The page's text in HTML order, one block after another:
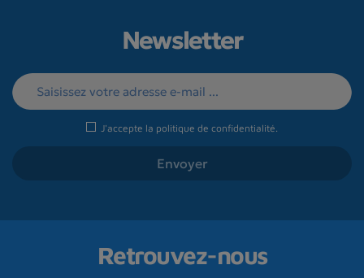
Newsletter
J'accepte la politique de confidentialité
Retrouvez-nous